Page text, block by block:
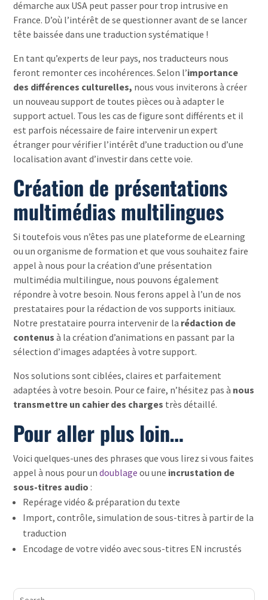
démarche aux USA peut passer pour trop intrusive en
France. D’où l’intérêt de se questionner avant de se lancer
tête baissée dans une traduction systématique !
En tant qu’experts de leur pays, nos traducteurs nous
feront remonter ces incohérences. Selon l’importance
des différences culturelles, nous vous inviterons à créer
un nouveau support de toutes pièces ou à adapter le
support actuel. Tous les cas de figure sont différents et il
est parfois nécessaire de faire intervenir un expert
étranger pour vérifier l’intérêt d’une traduction ou d’une
localisation avant d’investir dans cette voie.
Création de présentations
multimédias multilingues
Si toutefois vous n’êtes pas une plateforme de eLearning
ou un organisme de formation et que vous souhaitez faire
appel à nous pour la création d’une présentation
multimédia multilingue, nous pouvons également
répondre à votre besoin. Nous ferons appel à l’un de nos
prestataires pour la rédaction de vos supports initiaux.
Notre prestataire pourra intervenir de la rédaction de
contenus à la création d’animations en passant par la
sélection d’images adaptées à votre support.
Nos solutions sont ciblées, claires et parfaitement
adaptées à votre besoin. Pour ce faire, n’hésitez pas à nous
transmettre un cahier des charges très détaillé.
Pour aller plus loin…
Voici quelques-unes des phrases que vous lirez si vous faites
appel à nous pour undoublage ou une incrustation de
sous-titres audio :
Repérage vidéo & préparation du texte
Import, contrôle, simulation de sous-titres à partir de la
traduction
Encodage de votre vidéo avec sous-titres EN incrustés